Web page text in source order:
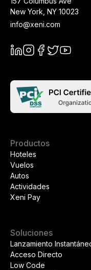
New York NY 10023
info@xeni.com
Productos
Hoteles
Vuelos
Autos
Actividades
Xeni Pay
Soluciones
Lanzamiento
Acceso Directo
Low Code